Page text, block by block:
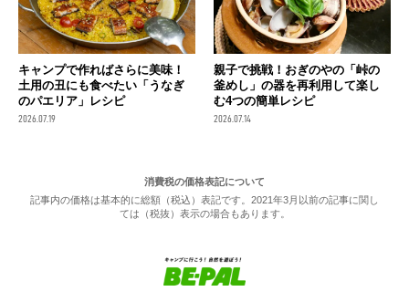
キャンプで作ればさらに美味！
土用の丑にも食べたい「うなぎ
のパエリア」レシピ
2026.07.19
親子で挑戦！おぎのやの「峠の
釜めし」の器を再利用して楽し
む4つの簡単レシピ
2026.07.14
消費税の価格表記について
記事内の価格は基本的に総額（税込）表記です。2021年3月以前の記事に関し
ては（税抜）表示の場合もあります。